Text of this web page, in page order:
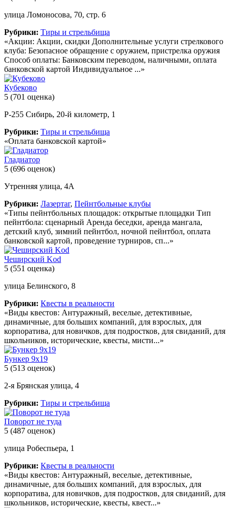
улица Ломоносова, 70, стр. 6
Рубрики: Тиры и стрельбища
«Акции: Акции, скидки Дополнительные услуги стрелкового
клуба: Безопасное обращение с оружием, пристрелка оружия
Способ оплаты: Банковским переводом, наличными, оплата
банковской картой Индивидуальное ...»
Кубеково
5 (701 оценка)
Р-255 Сибирь, 20-й километр, 1
Рубрики: Тиры и стрельбища
«Оплата банковской картой»
Гладиатор
5 (696 оценок)
Утренняя улица, 4А
Рубрики: Лазертаг, Пейнтбольные клубы
«Типы пейнтбольных площадок: открытые площадки Тип
пейнтбола: сценарный Аренда беседки, аренда мангала,
детский клуб, зимний пейнтбол, ночной пейнтбол, оплата
банковской картой, проведение турниров, сп...»
Чеширский Kod
5 (551 оценка)
улица Белинского, 8
Рубрики: Квесты в реальности
«Виды квестов: Антуражный, веселые, детективные,
динамичные, для больших компаний, для взрослых, для
корпоратива, для новичков, для подростков, для свиданий, для
школьников, исторические, квесты, мисти...»
Бункер 9х19
5 (513 оценок)
2-я Брянская улица, 4
Рубрики: Тиры и стрельбища
Поворот не туда
5 (487 оценок)
улица Робеспьера, 1
Рубрики: Квесты в реальности
«Виды квестов: Антуражный, веселые, детективные,
динамичные, для больших компаний, для взрослых, для
корпоратива, для новичков, для подростков, для свиданий, для
школьников, исторические, квесты, квест...»